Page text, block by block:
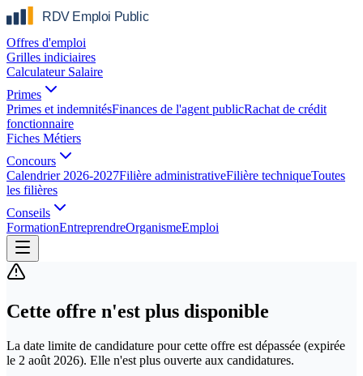
Offres d'emploi
Grilles indiciaires
Calculateur Salaire
Primes
Primes et indemnitésFinances de l'agent publicRachat de crédit
fonctionnaire
Fiches Métiers
Concours
Calendrier 2026-2027Filière administrativeFilière techniqueToutes
les filières
Conseils
FormationEntreprendreOrganismeEmploi
Cette offre n'est plus disponible
La date limite de candidature pour cette offre est dépassée (expirée
le 2 août 2026). Elle n'est plus ouverte aux candidatures.